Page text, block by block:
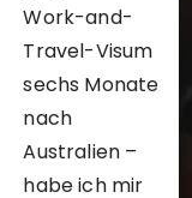
Work-and-
Travel-Visum
sechs Monate
nach
Australien –
habe ich mir